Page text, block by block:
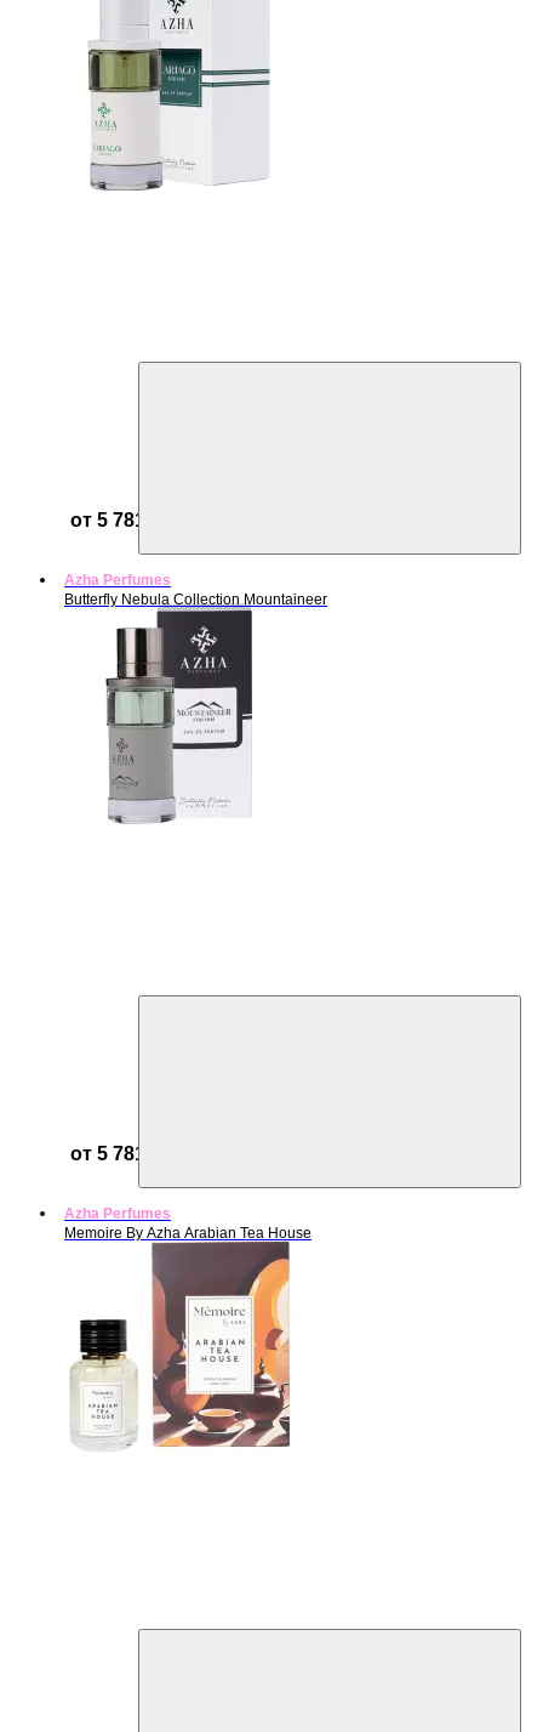
от 5 781 ₽
Azha Perfumes
Butterfly Nebula Collection Mountaineer
от 5 781 ₽
Azha Perfumes
Memoire By Azha Arabian Tea House